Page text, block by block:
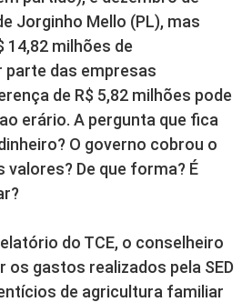
Jorginho Mello (PL), mas
14,82 milhões de
das empresas
de R$ 5,82 milhões pode
erário. A pergunta que fica
O governo cobrou o
De que forma? É
do TCE, o conselheiro
os gastos realizados pela SED
de agricultura familiar